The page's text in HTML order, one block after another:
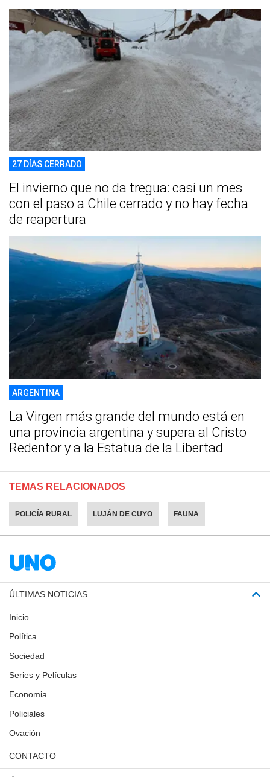
27 DÍAS CERRADO
El invierno que no da tregua: casi un mes
con el paso a Chile cerrado y no hay fecha
de reapertura
ARGENTINA
La Virgen más grande del mundo está en
una provincia argentina y supera al Cristo
Redentor y a la Estatua de la Libertad
TEMAS RELACIONADOS
POLICÍA RURAL LUJÁN DE CUYO FAUNA
ÚLTIMAS NOTICIAS
Inicio
Política
Sociedad
Series y Películas
Economia
Policiales
Ovación
CONTACTO